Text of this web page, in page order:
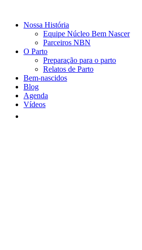
Nossa História
Equipe Núcleo Bem Nascer
Parceiros NBN
O Parto
Preparação para o parto
Relatos de Parto
Bem-nascidos
Blog
Agenda
Vídeos